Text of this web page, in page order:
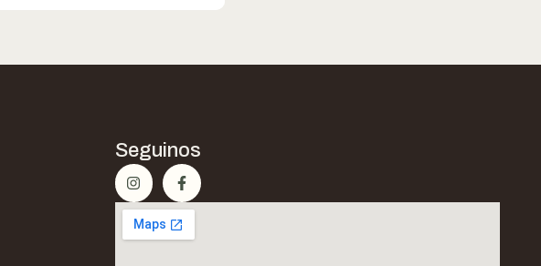
Seguinos